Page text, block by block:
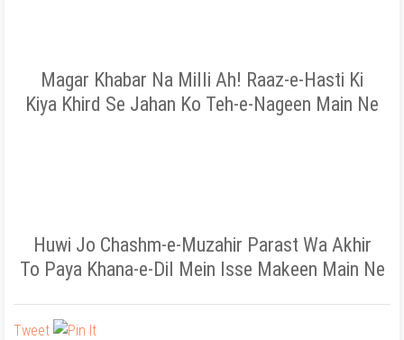
Magar Khabar Na Milli Ah! Raaz-e-Hasti Ki
Kiya Khird Se Jahan Ko Teh-e-Nageen Main Ne
Huwi Jo Chashm-e-Muzahir Parast Wa Akhir
To Paya Khana-e-Dil Mein Isse Makeen Main Ne
Tweet